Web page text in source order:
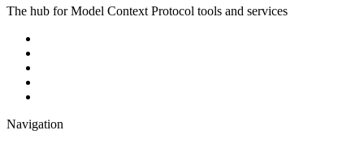
The hub for Model Context Protocol tools and services
Navigation